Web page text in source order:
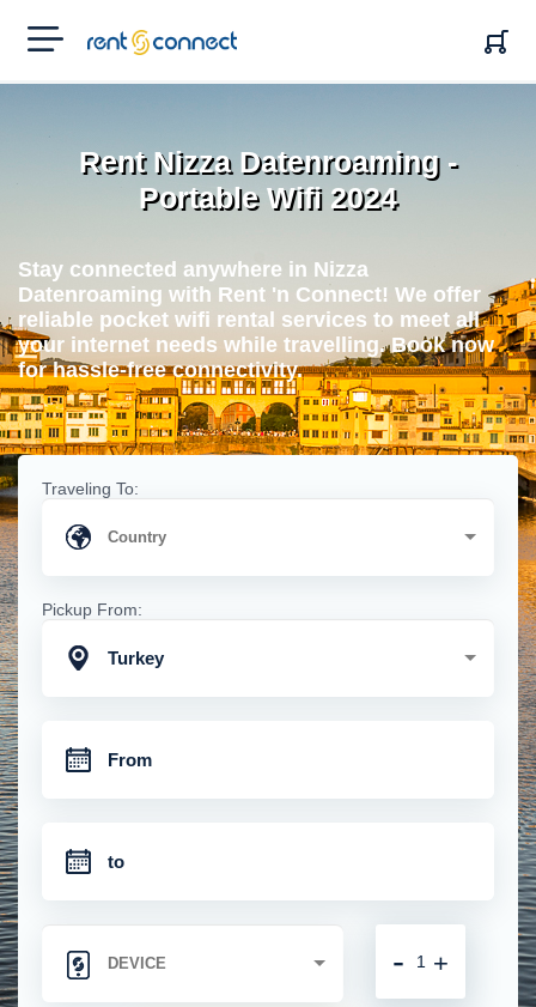
RENT'N
CONNECT
Rent Nizza Datenroaming -
Portable Wifi 2024
Stay connected anywhere in Nizza
Datenroaming with Rent 'n Connect! We offer
reliable pocket wifi rental services to meet all
your internet needs while travelling. Book now
for hassle-free connectivity.
Traveling To:
Pickup From:
Turkey
+
-